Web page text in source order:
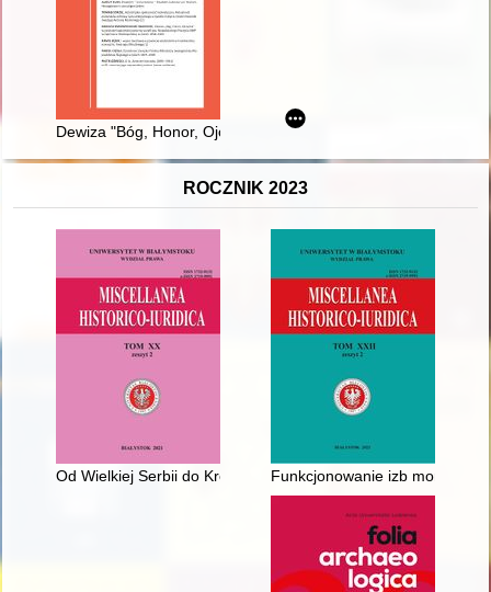
Dewiza "Bóg, Honor, Ojczyzna" w posłudze kapłańskiej
ROCZNIK 2023
Od Wielkiej Serbii do Królestwa SHS. Historyka ustroju uwag
Funkcjonowanie izb morskich